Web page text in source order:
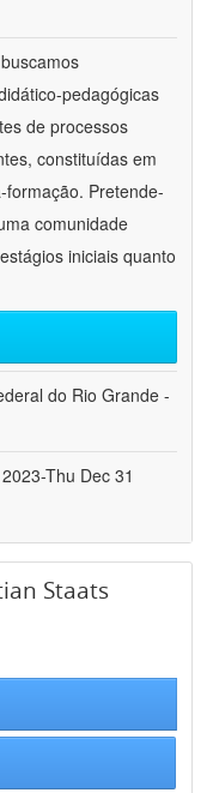
pedagógicas
de processos
constituídas em
Pretende-
comunidade
iniciais quanto
do Rio Grande -
Thu Dec 31
Staats